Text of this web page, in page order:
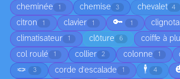
cheminée 1 chemise 3 chevalet 4
citron 1 clavier 1 🔑 1
climatisateur 1 clôture 6 coiffe à
col roulé 1 collier 2 colonne 1
🪢 3 corde d'escalade 1 🕴️ 4